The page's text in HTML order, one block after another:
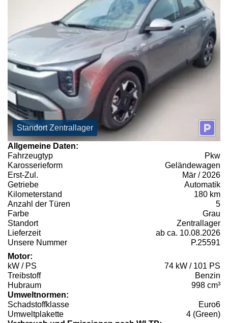
Standort Zentrallager
Allgemeine Daten:
Fahrzeugtyp
Pkw
Karosserieform
Geländewagen
Erst-Zul.
Mär / 2026
Getriebe
Automatik
Kilometerstand
180 km
Anzahl der Türen
5
Farbe
Grau
Standort
Zentrallager
Lieferzeit
ab ca. 10.08.2026
Unsere Nummer
P.25591
Motor:
kW / PS
74 kW / 101 PS
Treibstoff
Benzin
Hubraum
998 cm³
Umweltnormen:
Schadstoffklasse
Euro6
Umweltplakette
4 (Green)